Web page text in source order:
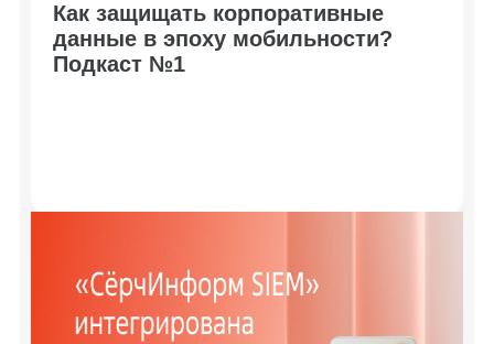
Как защищать корпоративные
данные в эпоху мобильности?
Подкаст №1